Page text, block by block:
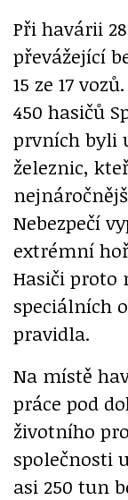
Při havárii
převážející
15 ze 17
450 hasičů
prvních byli
železnic,
Nebezpečí
extrémní
Hasiči proto
speciálních
pravidla.
Na místě
práce pod
životního
společnosti
asi 250 tun